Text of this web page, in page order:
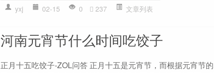
yxj 02-15 0 237 文章列表
河南元宵节什么时间吃饺子
正月十五吃饺子-ZOL问答 正月十五是元宵节，而根据元宵节